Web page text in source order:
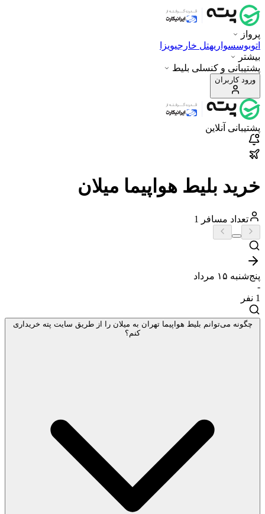
پرواز
اتوبوسسواریهتل خارجیویزا
بیشتر
پشتیبانی و کنسلی بلیط
ورود کاربران
پشتیبانی آنلاین
خرید بلیط هواپیما میلان
تعداد مسافر 1
پنج‌شنبه ۱۵ مرداد
-
1نفر
چگونه می‌توانم بلیط هواپیما تهران به میلان را از طریق سایت پته خریداری
کنم؟